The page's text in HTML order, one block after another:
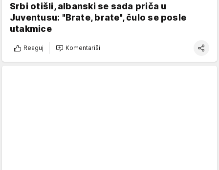
Srbi otišli, albanski se sada priča u
Juventusu: "Brate, brate", čulo se posle
utakmice
Reaguj Komentariši